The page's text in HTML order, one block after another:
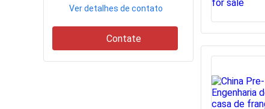
Ver detalhes de contato
Contate